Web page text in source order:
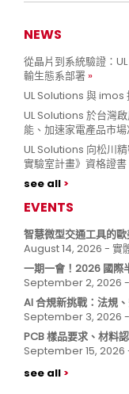
NEWS
從晶片到系統驗證：
輸生態系部署
UL Solutions 與 imos
UL Solutions 於台灣
能、加速家電產品市場
UL Solutions 向松川
實驗室計畫》資格證書
see all
EVENTS
智慧微型交通工具的
August 14, 2026 - 實
一期一會！2026 國
September 2, 2026 -
AI 合規新挑戰：法規
September 3, 2026 -
PCB 樣品要求、材料
September 15, 2026
see all